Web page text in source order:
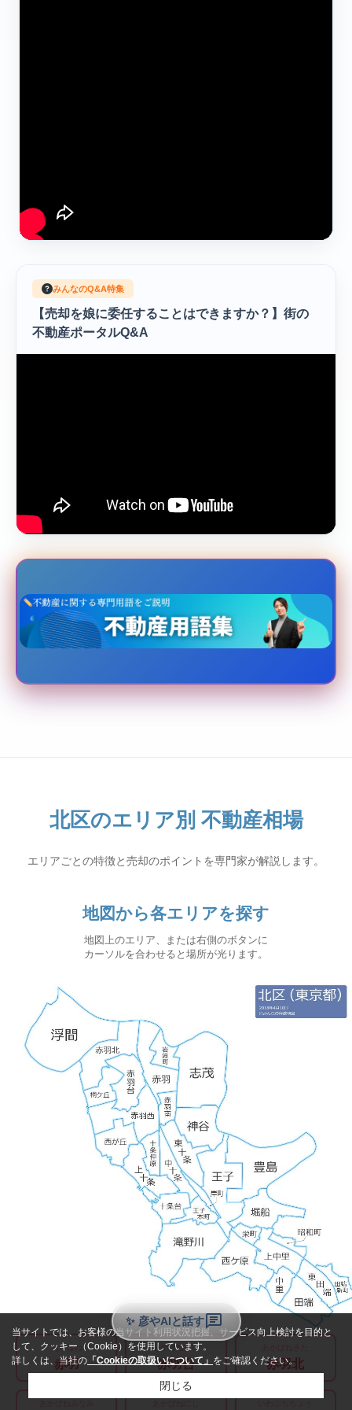
みんなのQ&A特集
【売却を娘に委任することはできますか？】街の
不動産ポータルQ&A
北区のエリア別 不動産相場
エリアごとの特徴と売却のポイントを専門家が解説します。
地図から各エリアを探す
地図上のエリア、または右側のボタンに
カーソルを合わせると場所が光ります。
あかばね
赤羽
あかばねだい
赤羽台 赤羽北
✨ 彦やAIと話す